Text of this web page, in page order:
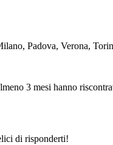
Padova, Verona,
3 mesi hanno
di risponderti!